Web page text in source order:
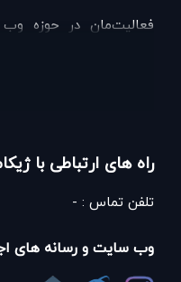
فعالیت‌مان در حوزه وب
بسیاری را کسب کرده و
ژیکام؛ به عنوان اولین
قابلیت های مشارکت
راه های ارتباطی با
تلفن تماس : -
وب سایت و رسانه های